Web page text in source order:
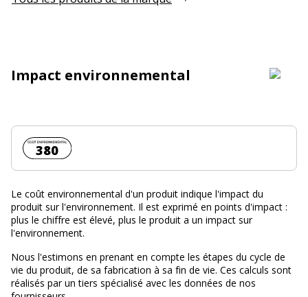
Impact environnemental
Coût environnemental :
380
Le coût environnemental d'un produit indique l'impact du
produit sur l'environnement. Il est exprimé en points d'impact :
plus le chiffre est élevé, plus le produit a un impact sur
l'environnement.
Nous l'estimons en prenant en compte les étapes du cycle de
vie du produit, de sa fabrication à sa fin de vie. Ces calculs sont
réalisés par un tiers spécialisé avec les données de nos